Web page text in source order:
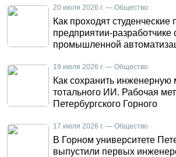
20 июля 2026 г. — Общество
Как проходят студенческие
предприятии-разработчике
промышленной
19 июля 2026 г. — Общество
Как сохранить инженерную
тотального ИИ. Рабочая
Петербургского Горного
17 июля 2026 г. — Общество
В Горном университете
выпустили первых